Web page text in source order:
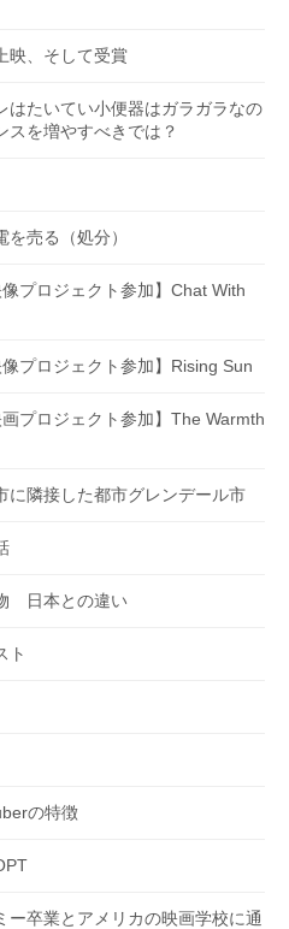
映、そして受賞
はたいてい小便器はガラガラなの
を増やすべきでは？
売る（処分）
プロジェクト参加】Chat With
プロジェクト参加】Rising Sun
プロジェクト参加】The Warmth
に隣接した都市グレンデール市
日本との違い
ト
の特徴
ー卒業とアメリカの映画学校に通